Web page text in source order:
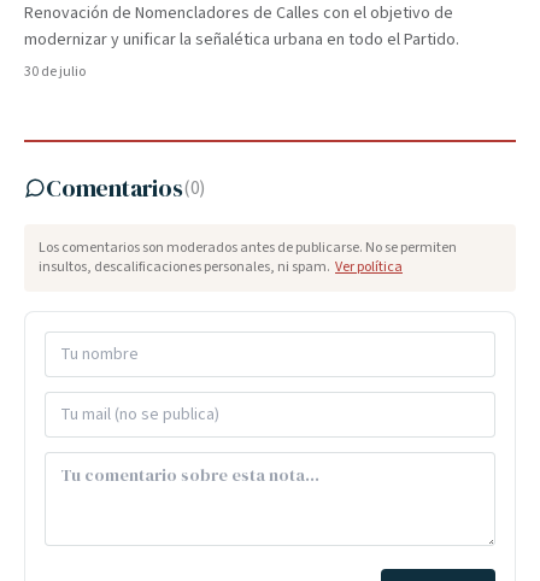
Renovación de Nomencladores de Calles con el objetivo de
modernizar y unificar la señalética urbana en todo el Partido.
30 de julio
Comentarios(0)
Los comentarios son moderados antes de publicarse. No se permiten
insultos, descalificaciones personales, ni spam. Ver política